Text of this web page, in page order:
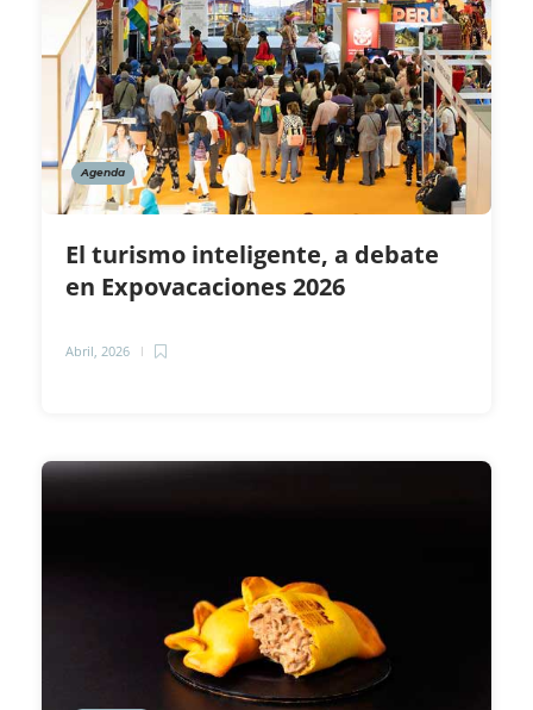
Agenda
El turismo inteligente, a debate
en Expovacaciones 2026
Abril, 2026